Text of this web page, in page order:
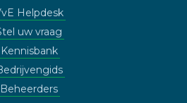
Helpdesk
uw vraag
Kennisbank
Beheerders